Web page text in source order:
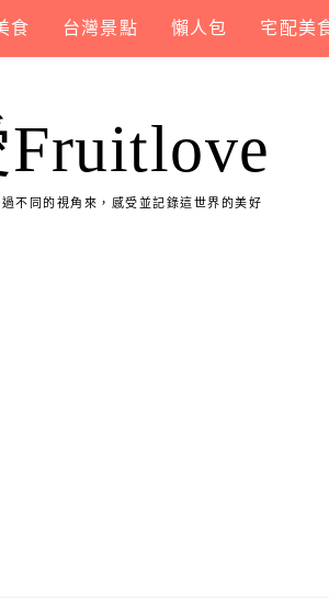
食 台灣景點 懶人包 宅配美
不同的視角來，感受並記錄這世界的美好